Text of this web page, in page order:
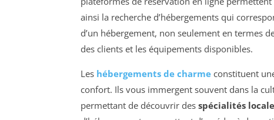
ainsi la recherche d’hébergements qui
d’un hébergement, non seulement en termes
des clients et les équipements disponibles.
Les hébergements de charme constituent
confort. Ils vous immergent souvent dans la
permettant de découvrir des spécialités